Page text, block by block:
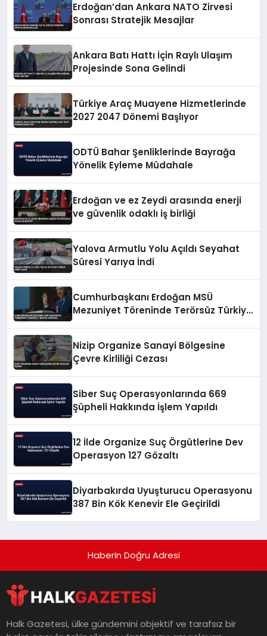
Erdoğan’dan Ankara NATO Zirvesi
Sonrası Stratejik Mesajlar
Ankara Batı Hattı İçin Raylı Ulaşım
Projesinde Sona Gelindi
Türkiye Araç Muayene Hizmetlerinde
2027 2047 Dönemi Başlıyor
ODTÜ Bahar Şenliklerinde Bayrağa
Yönelik Eyleme Müdahale
Erdoğan ve ez Zeydi arasında enerji
ve güvenlik odaklı iş birliği
Yalova Armutlu Yolu Açıldı Seyahat
Süresi Yarıya İndi
Cumhurbaşkanı Erdoğan MSÜ
Mezuniyet Töreninde Terörsüz Türkiye
Nizip Organize Sanayi Bölgesine
Çevre Kirliliği Cezası
Siber Suç Operasyonlarında 669
Şüpheli Hakkında İşlem Yapıldı
12 İlde Organize Suç Örgütlerine Dev
Operasyon 127 Gözaltı
Diyarbakırda Uyuşturucu Operasyonu
387 Bin Kök Kenevir Ele Geçirildi
Haberin Doğru Adresi
Halk Gazetesi, ülke gündemini objektif ve tarafsız bir